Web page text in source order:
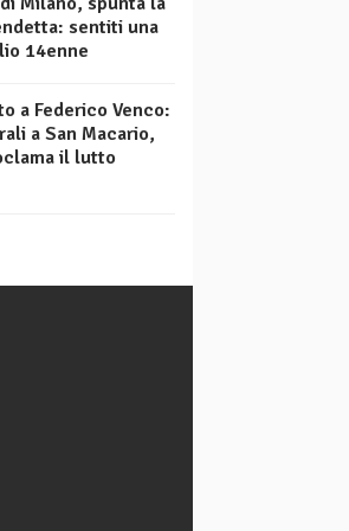
sentiti una
14enne
a Federico Venco:
a San Macario,
il lutto